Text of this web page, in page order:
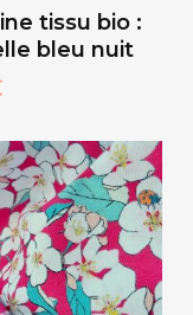
Ajouter Au
Panier
tissu bio :
bleu nuit